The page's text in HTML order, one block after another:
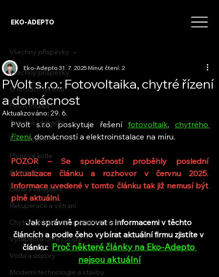
EKO-ADEPTO
Všechny příspěvky
O firmách na trhu
Fotovoltaika
Tepelná čerpadla
Klimatizace
Plynové kotle
Biomasa
Okna a zateplení
Rekuperace a větrání
Chytrá domácnost a automatizace
Vytápění a ohřev vody
Voda a úspory
Moderní technologie a stavby
Všechny příspěvky
PVolt s.r.o.: Fotovoltaika, chytré řízení
a domácnost
Eko-Adepto31. 7. 2025Minut čtení: 2
Aktualizováno:29. 6.
PVolt s.r.o. poskytuje řešení fotovoltaik, chytrého
řízení, domácností a elektroinstalace na míru.
POZOR – Se společností proběhly poslední
aktualizace článku a rozhovor v červnu 2025.
Informace uvedené v tomto článku tak již nemusí být
plně aktuální.
Jak správně pracovat s informacemi v těchto
článcích a podle čeho vybírat aktuální firmu zjistíte v
článku: Proč některé články na Eko-Adepto
nejsou aktuální